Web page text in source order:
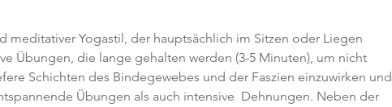
meditativer Yogastil, der hauptsächlich im Sitzen oder Liegen
Übungen, die lange gehalten werden (3-5 Minuten), um nicht
Schichten des Bindegewebes und der Faszien einzuwirken und
Übungen als auch intensive  Dehnungen. Neben der